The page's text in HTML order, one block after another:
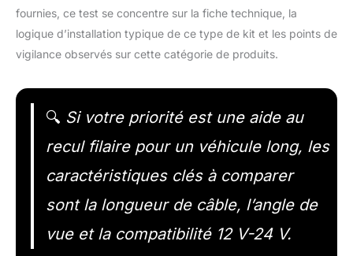
fournies, ce test se concentre sur la fiche technique, la
logique d’installation typique de ce type de kit et les points de
vigilance observés sur cette catégorie de produits.
🔍 Si votre priorité est une aide au
recul filaire pour un véhicule long, les
caractéristiques clés à comparer
sont la longueur de câble, l’angle de
vue et la compatibilité 12 V-24 V.